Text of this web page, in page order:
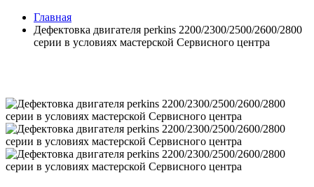
Главная
Дефектовка двигателя perkins 2200/2300/2500/2600/2800
серии в условиях мастерской Сервисного центра